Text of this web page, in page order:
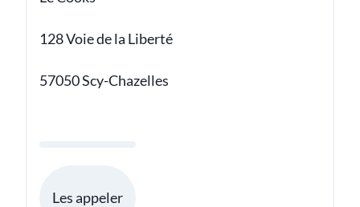
128 Voie de la Liberté
57050 Scy-Chazelles
Les appeler